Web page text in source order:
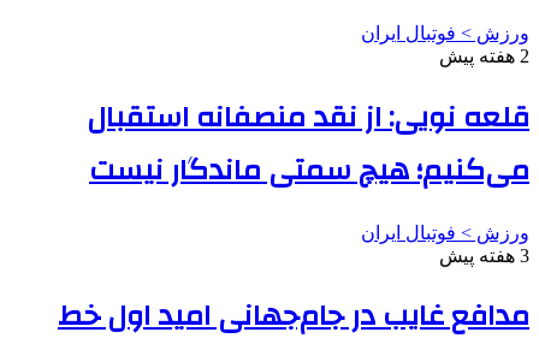
ورزش > فوتبال ایران
2 هفته پیش
قلعه نویی: از نقد منصفانه استقبال
می‌کنیم؛ هیچ سمتی ماندگار نیست
ورزش > فوتبال ایران
3 هفته پیش
مدافع غایب در جام‌جهانی امید اول خط